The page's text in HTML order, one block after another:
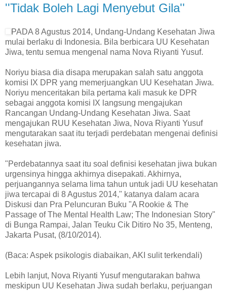
''Tidak Boleh Lagi Menyebut Gila''
PADA 8 Agustus 2014, Undang-Undang Kesehatan Jiwa
mulai berlaku di Indonesia. Bila berbicara UU Kesehatan
Jiwa, tentu semua mengenal nama Nova Riyanti Yusuf.
Noriyu biasa dia disapa merupakan salah satu anggota
komisi IX DPR yang memerjuangkan UU Kesehatan Jiwa.
Noriyu menceritakan bila pertama kali masuk ke DPR
sebagai anggota komisi IX langsung mengajukan
Rancangan Undang-Undang Kesehatan Jiwa. Saat
mengajukan RUU Kesehatan Jiwa, Nova Riyanti Yusuf
mengutarakan saat itu terjadi perdebatan mengenai definisi
kesehatan jiwa.
"Perdebatannya saat itu soal definisi kesehatan jiwa bukan
urgensinya hingga akhirnya disepakati. Akhirnya,
perjuangannya selama lima tahun untuk jadi UU kesehatan
jiwa tercapai di 8 Agustus 2014," katanya dalam acara
Diskusi dan Pra Peluncuran Buku "A Rookie & The
Passage of The Mental Health Law; The Indonesian Story"
di Bunga Rampai, Jalan Teuku Cik Ditiro No 35, Menteng,
Jakarta Pusat, (8/10/2014).
(Baca: Aspek psikologis diabaikan, AKI sulit terkendali)
Lebih lanjut, Nova Riyanti Yusuf mengutarakan bahwa
meskipun UU Kesehatan Jiwa sudah berlaku, perjuangan